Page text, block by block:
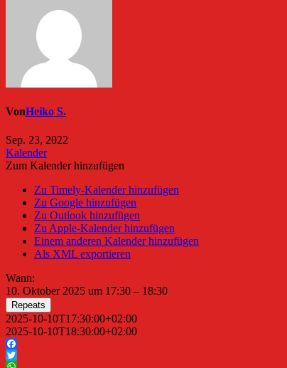
VonHeiko S.
Sep. 23, 2022
Kalender
Zum Kalender hinzufügen
Zu Timely-Kalender hinzufügen
Zu Google hinzufügen
Zu Outlook hinzufügen
Zu Apple-Kalender hinzufügen
Einem anderen Kalender hinzufügen
Als XML exportieren
Wann:
10. Oktober 2025 um 17:30 – 18:30
Repeats
2025-10-10T17:30:00+02:00
2025-10-10T18:30:00+02:00
Facebook